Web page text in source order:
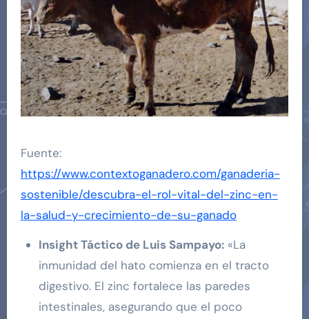
Fuente:
https://www.contextoganadero.com/ganaderia-
sostenible/descubra-el-rol-vital-del-zinc-en-
la-salud-y-crecimiento-de-su-ganado
Insight Táctico de Luis Sampayo:«La
inmunidad del hato comienza en el tracto
digestivo. El zinc fortalece las paredes
intestinales, asegurando que el poco